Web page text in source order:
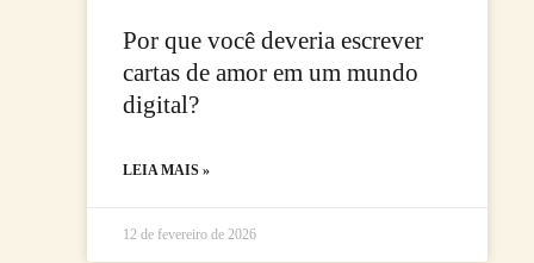
Por que você deveria escrever
cartas de amor em um mundo
digital?
LEIA MAIS »
12 de fevereiro de 2026